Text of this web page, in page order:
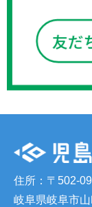
住所：〒502-
岐阜県岐阜市